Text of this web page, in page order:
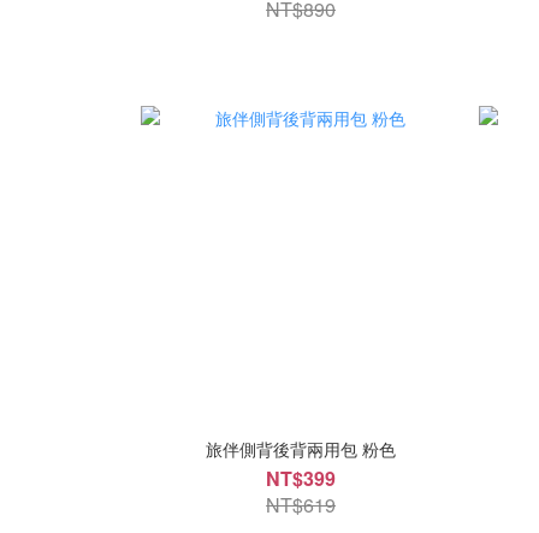
NT$890
旅伴側背後背兩用包 粉色
NT$399
NT$619